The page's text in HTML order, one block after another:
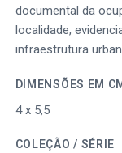
documental da
localidade,
infraestrutura
4 x 5,5
COLEÇÃO / SÉRIE